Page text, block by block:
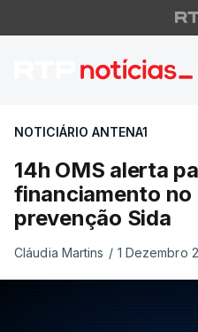
14h OMS
NOTICIÁRIO ANTENA1
14h OMS alerta
financiamento
prevenção Sida
Cláudia Martins / 1 Dezembro